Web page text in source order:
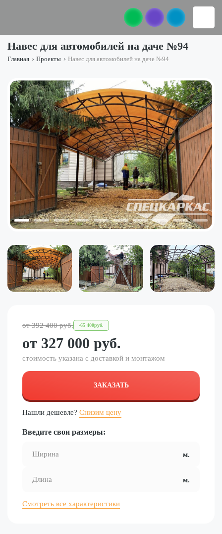
Навес для автомобилей на даче №94
Главная › Проекты › Навес для автомобилей на даче №94
от392 400 руб. -65 400руб.
от 327 000 руб.
стоимость указана с доставкой и монтажом
ЗАКАЗАТЬ
Нашли дешевле? Снизим цену
Введите свои размеры:
Смотреть все характеристики